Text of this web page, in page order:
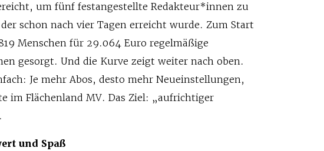
um fünf festangestellte Redakteur*innen zu
schon nach vier Tagen erreicht wurde. Zum Start
Menschen für 29.064 Euro regelmäßige
gesorgt. Und die Kurve zeigt weiter nach oben.
Je mehr Abos, desto mehr Neueinstellungen,
im Flächenland MV. Das Ziel: „aufrichtiger
und Spaß